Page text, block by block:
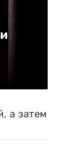
а затем